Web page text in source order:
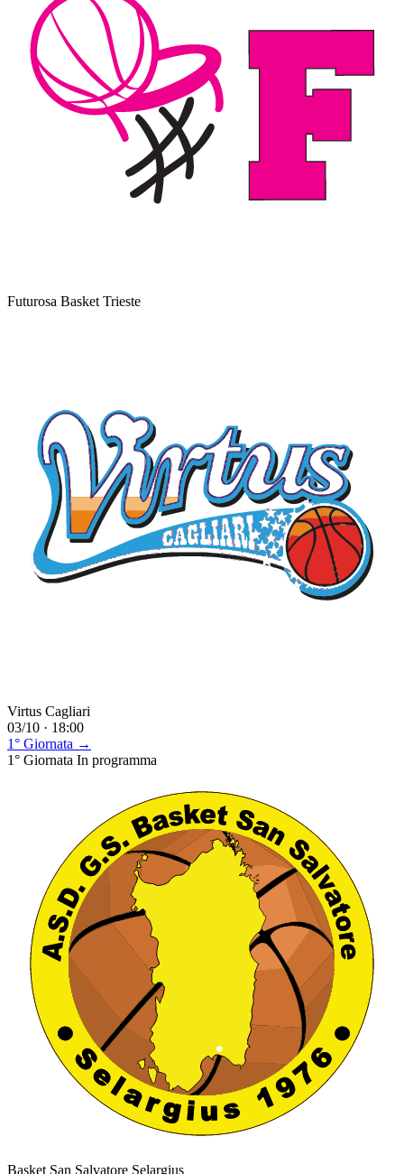
Futurosa Basket Trieste
Virtus Cagliari
03/10 · 18:00
1° Giornata →
1° Giornata In programma
Basket San Salvatore Selargius